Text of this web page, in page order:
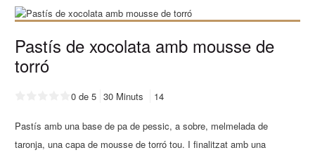
Pastís de xocolata amb mousse de
torró
0 de 5 30 Minuts 14
Pastís amb una base de pa de pessic, a sobre, melmelada de
taronja, una capa de mousse de torró tou. I finalitzat amb una